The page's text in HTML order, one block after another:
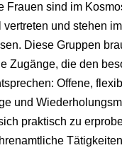
Frauen sind im
vertreten und stehen
Diese Gruppen
Zugänge, die den
Offene,
und
praktisch zu